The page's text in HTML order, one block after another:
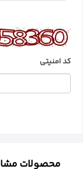
پروفایل MDA و سازگاری گسترده
کلیدهای کیبورد
که حس لمس و
ارائه
مختلف(PC/Tablet/Xbox/PS4/PS5)
کد امنیتی
محصولات